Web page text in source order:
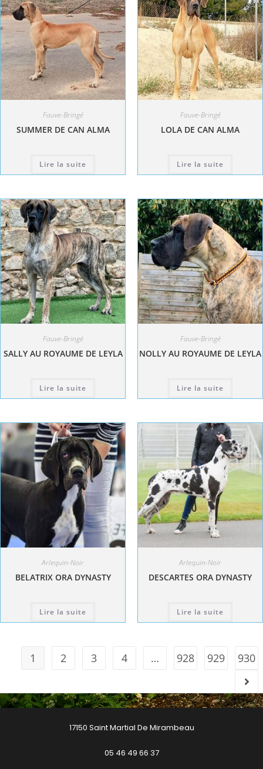
Fauve-Bringé
SUMMER DE CAN ALMA
Lire la suite
Fauve-Bringé
LOLA DE CAN ALMA
Lire la suite
Fauve-Bringé
SALLY AU ROYAUME DE LEYLA
Lire la suite
Fauve-Bringé
NOLLY AU ROYAUME DE LEYLA
Lire la suite
Arlequin-Noir
BELATRIX ORA DYNASTY
Lire la suite
Arlequin-Noir
DESCARTES ORA DYNASTY
Lire la suite
1 2 3 4 … 928 929 930
17150 Saint Martial De Mirambeau
05 46 49 66 37